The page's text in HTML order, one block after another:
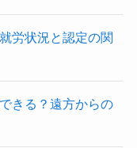
労状況と認定の関
きる？遠方からの